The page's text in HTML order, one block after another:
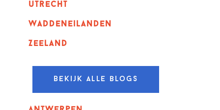
utrecht
Waddeneilanden
Zeeland
Bekijk alle blogs